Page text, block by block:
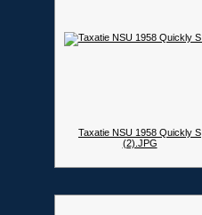
Taxatie NSU 1958 Quickly S
(2).JPG